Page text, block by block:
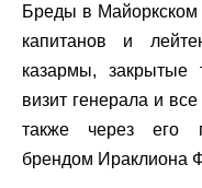
Бреды в
капитанов и
казармы, закрытые
визит генерала и
также через его
брендом Ираклиона